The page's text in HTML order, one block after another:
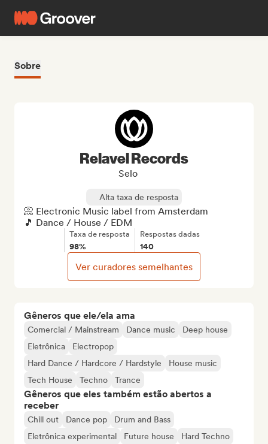
Sobre
Gêneros que ele/ela ama
Comercial / Mainstream Dance music
Deep house
Eletrônica
Electropop
Hard Dance / Hardcore / Hardstyle
House music
Tech House
Techno Trance
Gêneros que eles também estão abertos a
receber
Chill out Dance pop
Drum and Bass
Eletrônica experimental
Future house
Hard Techno
Relavel Records
Selo
Alta taxa de resposta
📀 Electronic Music label from Amsterdam
🎵 Dance / House / EDM
Taxa de resposta
98%
Respostas dadas
140
Ver curadores semelhantes